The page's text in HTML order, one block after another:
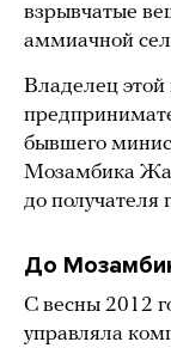
взрывчатые
аммиачной
Владелец этой
бывшего
Мозамбика
до получателя
До
С весны 2012
управляла